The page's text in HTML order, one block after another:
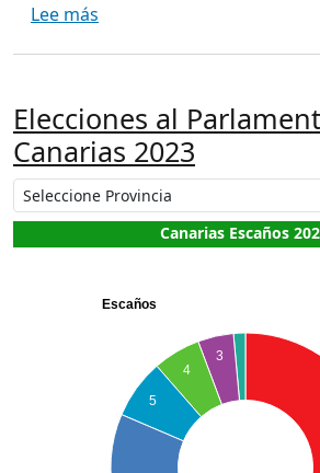
Lee más
Elecciones al
Canarias 2023
Canarias Escaños
Escaños
3
4
5